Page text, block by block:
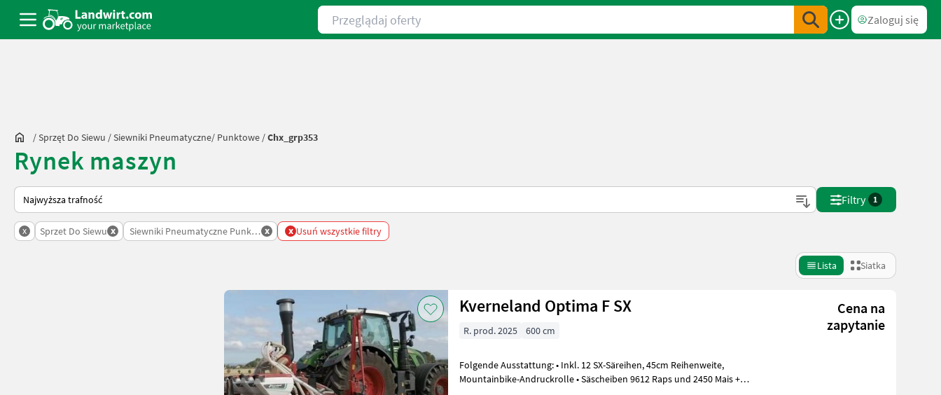
Przeglądaj oferty
Zaloguj się
/Sprzęt Do Siewu /Siewniki Pneumatyczne/ Punktowe /Chx_grp353
Rynek maszyn
Tak sortuje się na Landwirt.com
Filtry 1
x Sprzet Do Siewu x Siewniki Pneumatyczne Punktowe
x x Usuń wszystkie filtry
Lista Siatka
Kverneland Optima F SX
Cena na
zapytanie
R. prod. 2025 600 cm
Folgende Ausstattung: • Inkl. 12 SX-Säreihen, 45cm Reihenweite,
Mountainbike-Andruckrolle • Säscheiben 9612 Raps und 2450 Mais +